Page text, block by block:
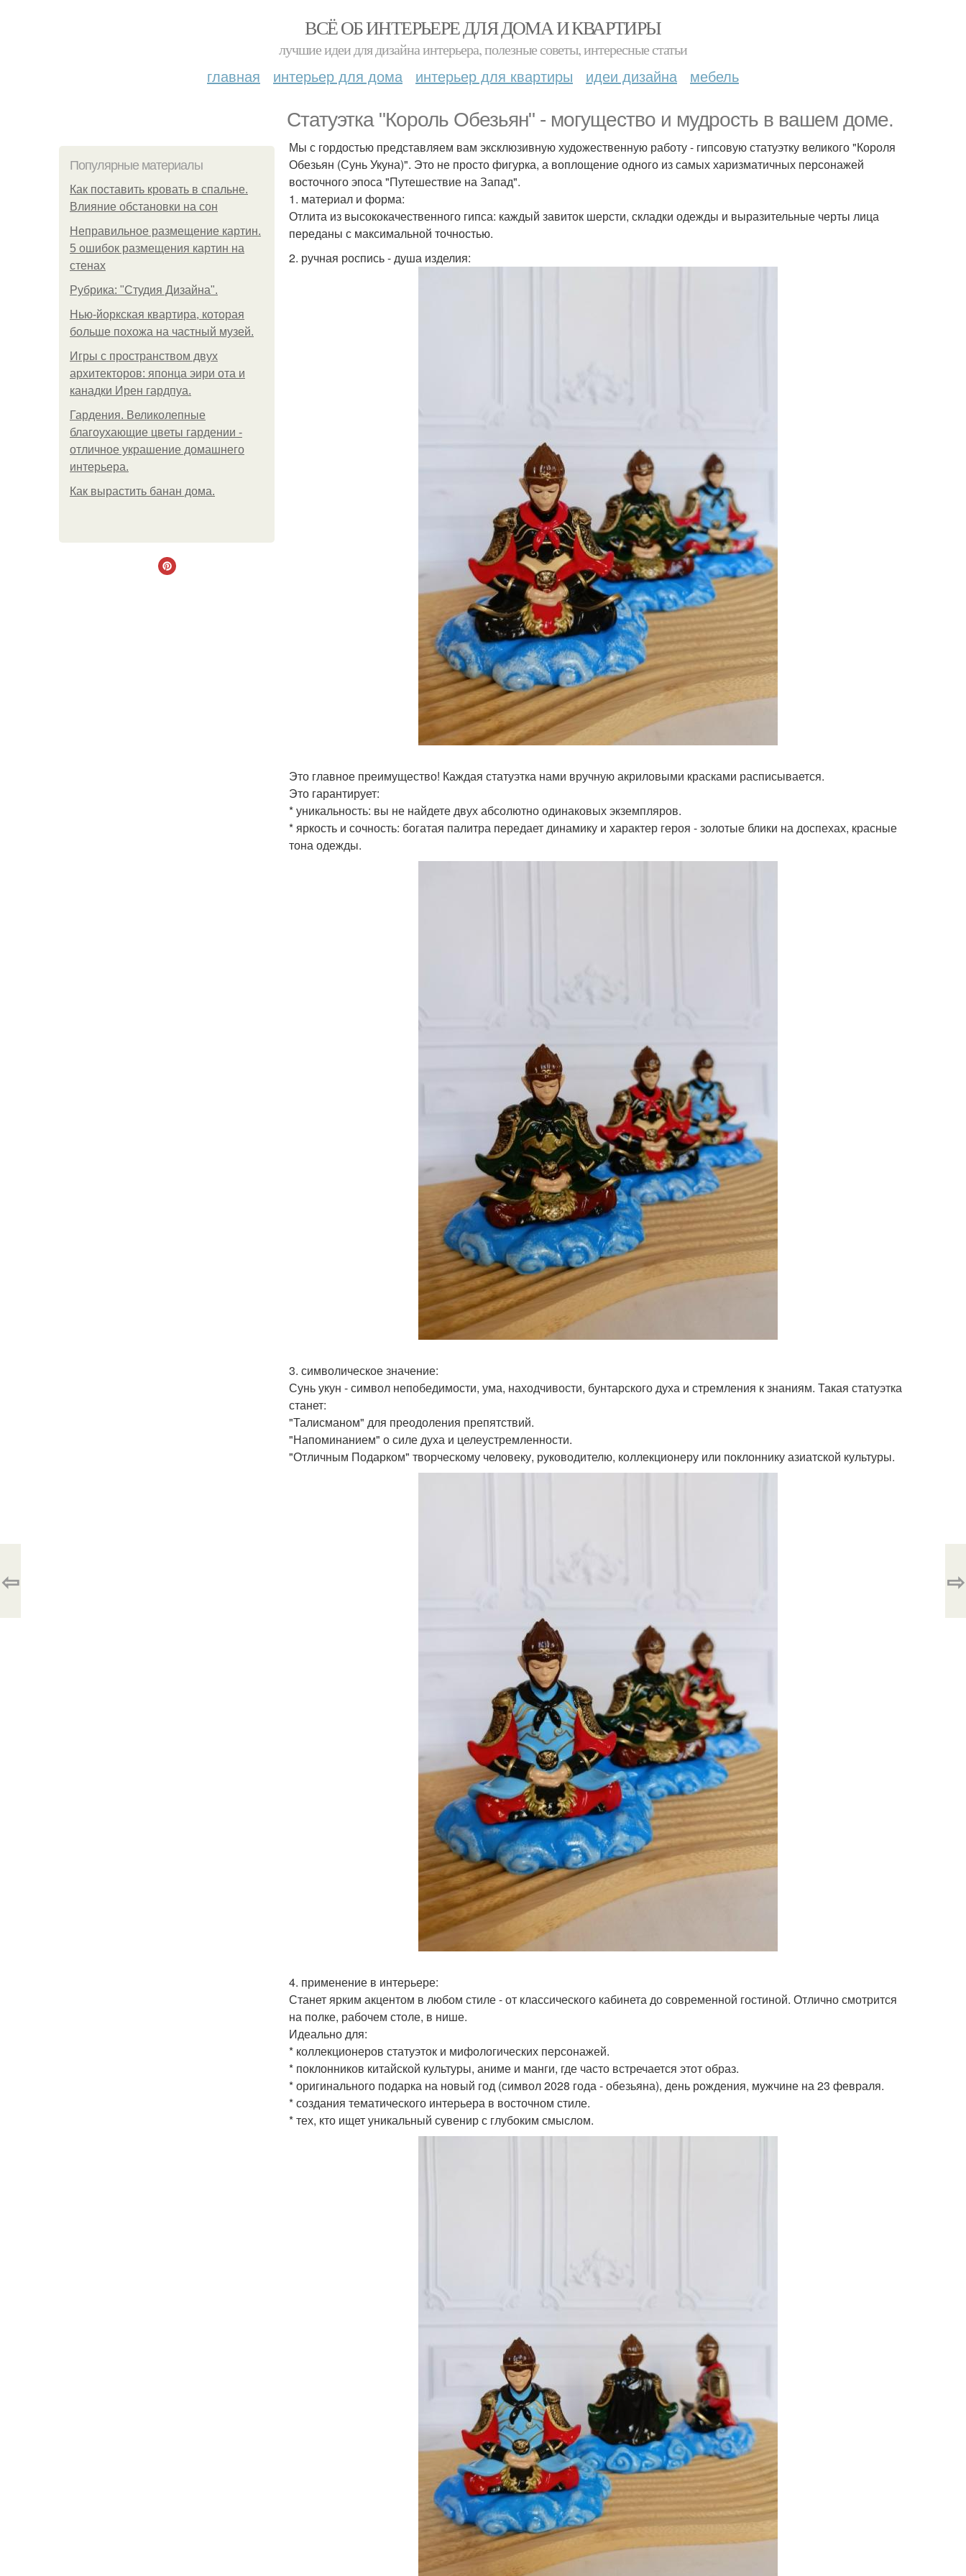
ВСЁ ОБ ИНТЕРЬЕРЕ ДЛЯ ДОМА И КВАРТИРЫ
лучшие идеи для дизайна интерьера, полезные советы, интересные статьи
главная интерьер для дома интерьер для квартиры идеи дизайна мебель
Статуэтка "Король Обезьян" - могущество и мудрость в вашем доме.
Популярные материалы
Как поставить кровать в спальне.
Влияние обстановки на сон
Неправильное размещение картин.
5 ошибок размещения картин на
стенах
Рубрика: "Студия Дизайна".
Нью-йоркская квартира, которая
больше похожа на частный музей.
Игры с пространством двух
архитекторов: японца эири ота и
канадки Ирен гардпуа.
Гардения. Великолепные
благоухающие цветы гардении -
отличное украшение домашнего
интерьера.
Как вырастить банан дома.
Мы с гордостью представляем вам эксклюзивную художественную работу - гипсовую статуэтку великого "Короля
Обезьян (Сунь Укуна)". Это не просто фигурка, а воплощение одного из самых харизматичных персонажей
восточного эпоса "Путешествие на Запад".
1. материал и форма:
Отлита из высококачественного гипса: каждый завиток шерсти, складки одежды и выразительные черты лица
переданы с максимальной точностью.
2. ручная роспись - душа изделия:
Это главное преимущество! Каждая статуэтка нами вручную акриловыми красками расписывается.
Это гарантирует:
* уникальность: вы не найдете двух абсолютно одинаковых экземпляров.
* яркость и сочность: богатая палитра передает динамику и характер героя - золотые блики на доспехах, красные
тона одежды.
3. символическое значение:
Сунь укун - символ непобедимости, ума, находчивости, бунтарского духа и стремления к знаниям. Такая статуэтка
станет:
"Талисманом" для преодоления препятствий.
"Напоминанием" о силе духа и целеустремленности.
"Отличным Подарком" творческому человеку, руководителю, коллекционеру или поклоннику азиатской культуры.
4. применение в интерьере:
Станет ярким акцентом в любом стиле - от классического кабинета до современной гостиной. Отлично смотрится
на полке, рабочем столе, в нише.
Идеально для:
* коллекционеров статуэток и мифологических персонажей.
* поклонников китайской культуры, аниме и манги, где часто встречается этот образ.
* оригинального подарка на новый год (символ 2028 года - обезьяна), день рождения, мужчине на 23 февраля.
* создания тематического интерьера в восточном стиле.
* тех, кто ищет уникальный сувенир с глубоким смыслом.
⇦ ⇨